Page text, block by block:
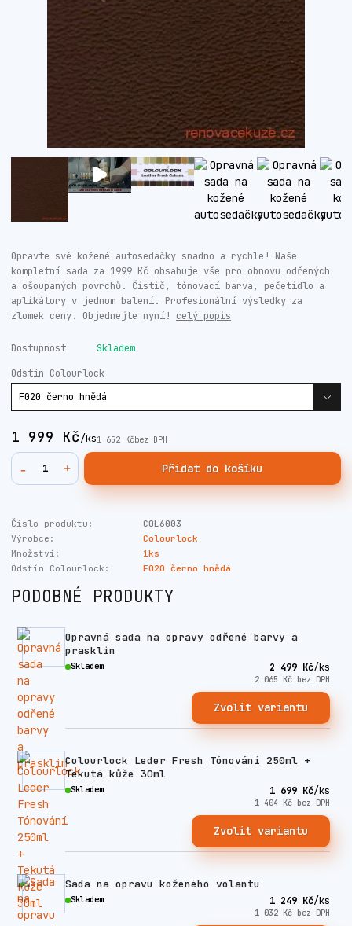
Opravte své kožené autosedačky snadno a rychle! Naše
kompletní sada za 1999 Kč obsahuje vše pro obnovu odřených
a ošoupaných povrchů. Čistič, tónovací barva, pečetidlo a
aplikátory v jednom balení. Profesionální výsledky za
zlomek ceny. Objednejte nyní! celý popis
Dostupnost Skladem
Odstín Colourlock
1 999 Kč/ks1 652 Kčbez DPH
Přidat do košíku
Číslo produktu:
COL6003
Výrobce:
Colourlock
Množství:
1ks
Odstín Colourlock:
F020 černo hnědá
PODOBNÉ PRODUKTY
Opravná sada na opravy odřené barvy a
prasklin
2 499 Kč/ks
2 065 Kč bez DPH
Skladem
Zvolit variantu
Colourlock Leder Fresh Tónování 250ml +
Tekutá kůže 30ml
1 699 Kč/ks
1 404 Kč bez DPH
Skladem
Zvolit variantu
Sada na opravu koženého volantu
1 249 Kč/ks
1 032 Kč bez DPH
Skladem